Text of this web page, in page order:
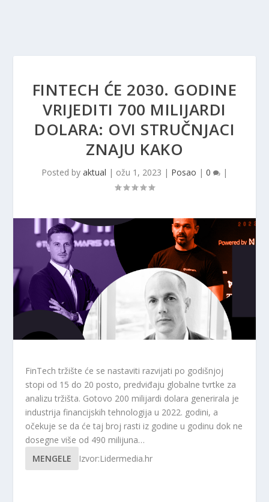
FINTECH ĆE 2030. GODINE
VRIJEDITI 700 MILIJARDI
DOLARA: OVI STRUČNJACI
ZNAJU KAKO
Posted by aktual | ožu 1, 2023 | Posao | 0 |
FinTech tržište će se nastaviti razvijati po godišnjoj
stopi od 15 do 20 posto, predviđaju globalne tvrtke za
analizu tržišta. Gotovo 200 milijardi dolara generirala je
industrija financijskih tehnologija u 2022. godini, a
očekuje se da će taj broj rasti iz godine u godinu dok ne
dosegne više od 490 milijuna…
MENGELE
Izvor:Lidermedia.hr